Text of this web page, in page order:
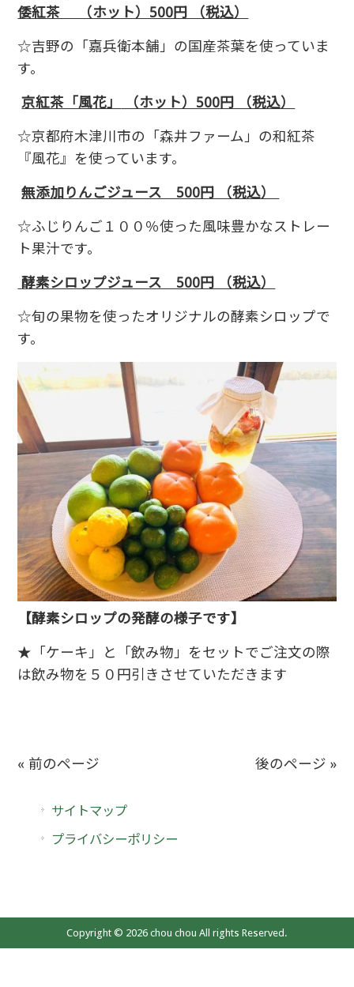
倭紅茶 （ホット）500円 （税込）
☆吉野の「嘉兵衛本舗」の国産茶葉を使っていま
す。
京紅茶「風花」 （ホット）500円 （税込）
☆京都府木津川市の「森井ファーム」の和紅茶
『風花』を使っています。
無添加りんごジュース 500円 （税込）
☆ふじりんご１００％使った風味豊かなストレー
ト果汁です。
酵素シロップジュース 500円 （税込）
☆旬の果物を使ったオリジナルの酵素シロップで
す。
【酵素シロップの発酵の様子です】
★「ケーキ」と「飲み物」をセットでご注文の際
は飲み物を５０円引きさせていただきます
« 前のページ 後のページ »
サイトマップ
プライバシーポリシー
Copyright © 2026 chou chou All rights Reserved.